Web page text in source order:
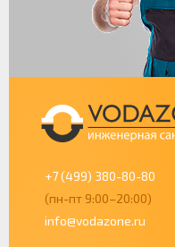
+7 (499) 380-80-80
(пн-пт 9:00–20:00)
info@vodazone.ru